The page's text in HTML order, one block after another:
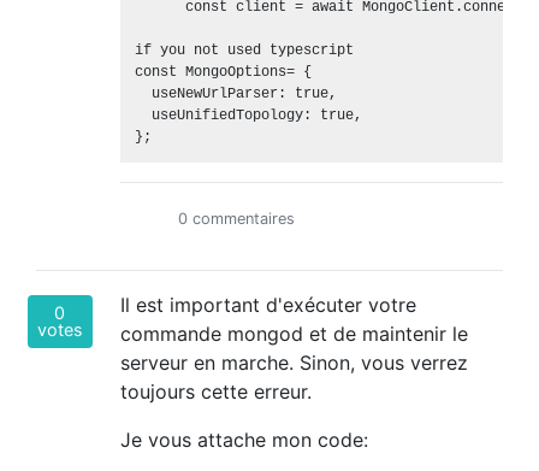
const client = await
if you not used typescript
const MongoOptions= {
  useNewUrlParser: true,
  useUnifiedTopology: true,
0 commentaires
0
votes
Il est important d'exécuter votre
commande mongod et de maintenir le
serveur en marche. Sinon, vous verrez
toujours cette erreur.
Je vous attache mon code: